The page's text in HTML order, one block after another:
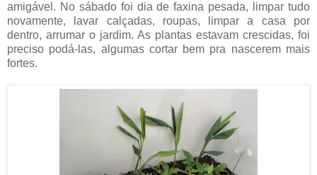
amigável. No sábado foi dia de faxina pesada, limpar tudo
novamente, lavar calçadas, roupas, limpar a casa por
dentro, arrumar o jardim. As plantas estavam crescidas, foi
preciso podá-las, algumas cortar bem pra nascerem mais
fortes.